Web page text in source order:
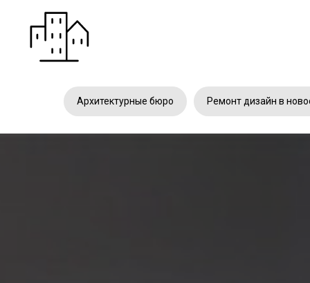
Архитектурные бюро Ремонт дизайн в